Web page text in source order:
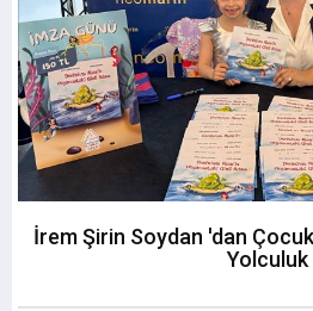
İrem Şirin Soydan 'dan
Yolculuk